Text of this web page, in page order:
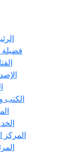
فضيلة
الكتب
المركز